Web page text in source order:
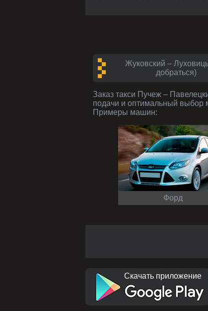
Жуковский –
добраться)
Заказ такси Пучеж – Павелецкий вокзал от нашей компании – это современные автомобили и вежливые водители, точное время
подачи и оптимальный выбор
Примеры машин:
Форд
Скачать приложение